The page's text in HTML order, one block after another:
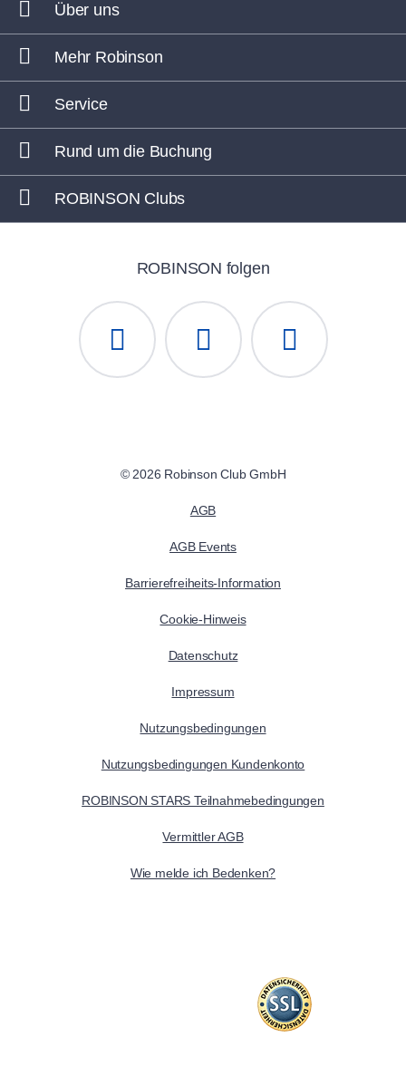
Über uns
Mehr Robinson
Service
Rund um die Buchung
ROBINSON Clubs
ROBINSON folgen
© 2026 Robinson Club GmbH
AGB
AGB Events
Barrierefreiheits-Information
Cookie-Hinweis
Datenschutz
Impressum
Nutzungsbedingungen
Nutzungsbedingungen Kundenkonto
ROBINSON STARS Teilnahmebedingungen
Vermittler AGB
Wie melde ich Bedenken?